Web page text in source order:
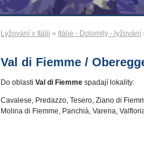
Lyžování v Itálii » Itálie - Dolomity - lyžování
Val di Fiemme /
Do oblasti Val di Fiemme spadají lokality:
Cavalese, Predazzo, Tesero, Ziano di
Molina di Fiemme, Panchià, Varena,